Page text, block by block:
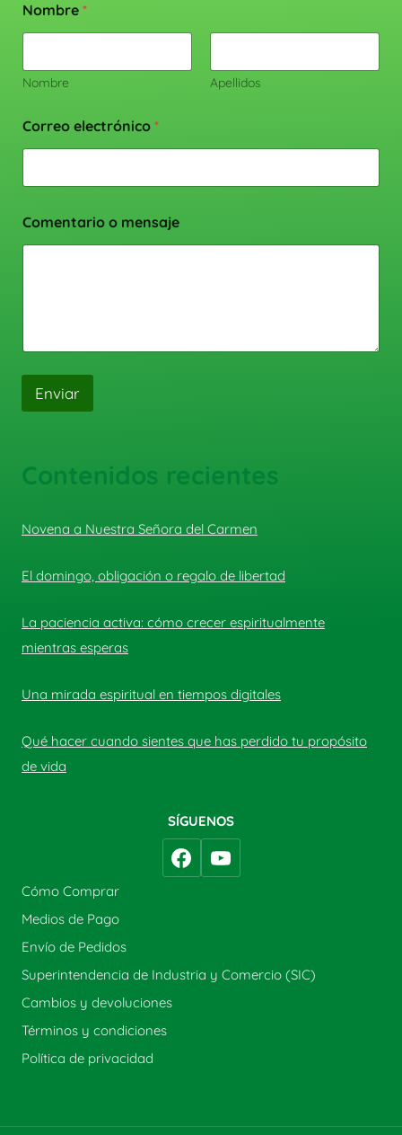
Nombre *
Nombre Apellidos
Correo electrónico *
Comentario o mensaje
Enviar
Contenidos recientes
Novena a Nuestra Señora del Carmen
El domingo, obligación o regalo de libertad
La paciencia activa: cómo crecer espiritualmente
mientras esperas
Una mirada espiritual en tiempos digitales
Qué hacer cuando sientes que has perdido tu propósito
de vida
SÍGUENOS
Cómo Comprar
Medios de Pago
Envío de Pedidos
Superintendencia de Industria y Comercio (SIC)
Cambios y devoluciones
Términos y condiciones
Política de privacidad